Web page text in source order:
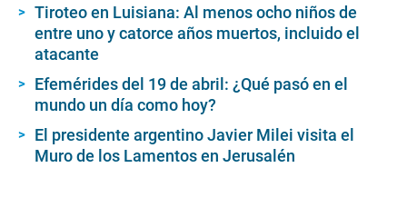
Tiroteo en Luisiana: Al menos ocho niños de
entre uno y catorce años muertos, incluido el
atacante
Efemérides del 19 de abril: ¿Qué pasó en el
mundo un día como hoy?
El presidente argentino Javier Milei visita el
Muro de los Lamentos en Jerusalén